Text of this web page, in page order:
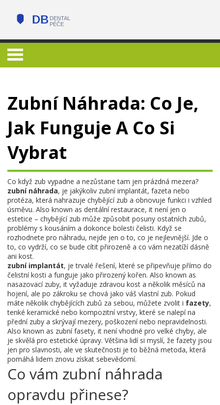
Zubní Náhrada: Co Je,
Jak Funguje A Co Si
Vybrat
Co když zub vypadne a nezůstane tam jen prázdná mezera?
zubní náhrada, je jakýkoliv zubní implantát, fazeta nebo
protéza, která nahrazuje chybějící zub a obnovuje funkci i vzhled
úsměvu. Also known as dentální restaurace, it není jen o
estetice – chybějící zub může způsobit posuny ostatních zubů,
problémy s kousáním a dokonce bolesti čelisti. Když se
rozhodnete pro náhradu, nejde jen o to, co je nejlevnější. Jde o
to, co vydrží, co se bude cítit přirozeně a co vám nezatíží dásně
ani kost.
zubní implantát, je trvalé řešení, které se připevňuje přímo do
čelistní kosti a funguje jako přirozený kořen. Also known as
nasazovací zuby, it vyžaduje zdravou kost a několik měsíců na
hojení, ale po zákroku se chová jako váš vlastní zub. Pokud
máte několik chybějících zubů za sebou, můžete zvolit i fazety,
tenké keramické nebo kompozitní vrstvy, které se nalepí na
přední zuby a skrývají mezery, poškození nebo nepravidelnosti.
Also known as zubní fasety, it není vhodné pro velké chyby, ale
je skvělá pro estetické úpravy. Většina lidí si myslí, že fazety jsou
jen pro slavnosti, ale ve skutečnosti je to běžná metoda, která
pomáhá lidem znovu získat sebevědomí.
Co vám zubní náhrada
opravdu přinese?